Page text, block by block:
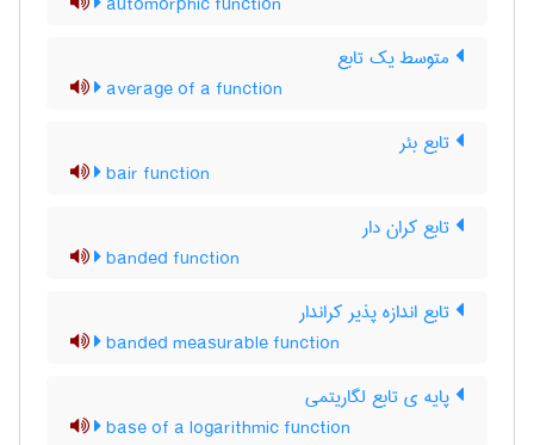
متوسط یک تابع
average of a function
تابع بئر
bair function
تابع کران دار
banded function
تابع اندازه پذیر کراندار
banded measurable function
پایه ی تابع لگاریتمی
base of a logarithmic function